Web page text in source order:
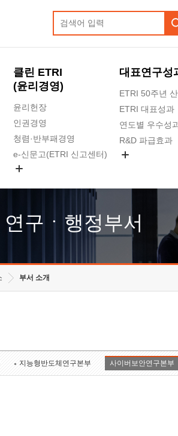
클린 ETRI
(윤리경영)
윤리헌장
인권경영
청렴·반부패경영
e-신문고(ETRI 신고센터)
고객의소리
수의계약 현황
대표연구성
ETRI 50주년
ETRI 대표성과
연도별 우수성
R&D 파급효과
연구ㆍ행정부서
부서 소개
지능형반도체연구본부 사이버보안연구본부